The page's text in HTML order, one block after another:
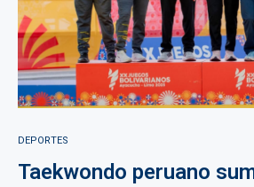
DEPORTES
Taekwondo peruano